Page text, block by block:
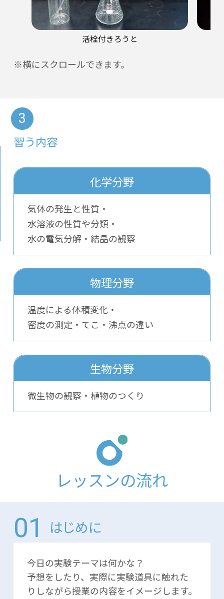
活栓付きろうと
※横にスクロールできます。
習う内容
化学分野
気体の発生と性質・
水溶液の性質や分類・
水の電気分解・結晶の観察
物理分野
温度による体積変化・
密度の測定・てこ・沸点の違い
生物分野
微生物の観察・植物のつくり
レッスンの流れ
はじめに
今日の実験テーマは何かな？
予想をしたり、実際に実験道具に触れた
りしながら授業の内容をイメージします。